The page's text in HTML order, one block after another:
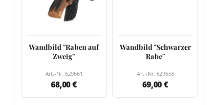
Wandbild "Raben auf
Zweig"
Art.-Nr. 629661
68,00 €
Wandbild "Schwarzer
Rabe"
Art.-Nr. 629658
69,00 €